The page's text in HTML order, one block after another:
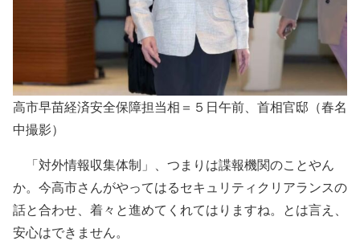
高市早苗経済安全保障担当相＝５日午前、首相官邸（春名
中撮影）
「対外情報収集体制」、つまりは諜報機関のことやん
か。今高市さんがやってはるセキュリティクリアランスの
話と合わせ、着々と進めてくれてはりますね。とは言え、
安心はできません。